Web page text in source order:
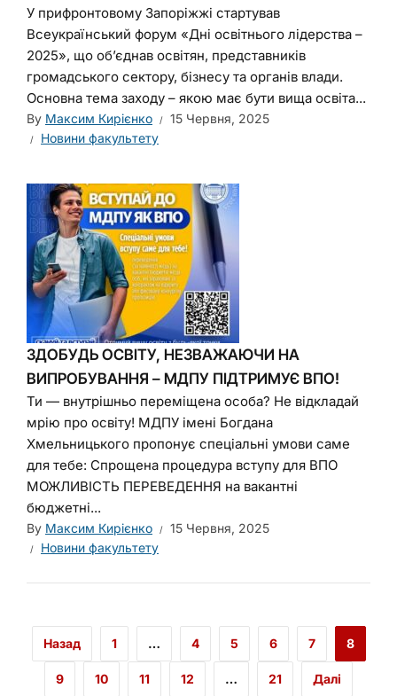
У прифронтовому Запоріжжі стартував
Всеукраїнський форум «Дні освітнього лідерства –
2025», що об’єднав освітян, представників
громадського сектору, бізнесу та органів влади.
Основна тема заходу – якою має бути вища освіта...
By Максим Кирієнко
15 Червня, 2025
Новини факультету
ЗДОБУДЬ ОСВІТУ, НЕЗВАЖАЮЧИ НА
ВИПРОБУВАННЯ – МДПУ ПІДТРИМУЄ ВПО!
Ти — внутрішньо переміщена особа? Не відкладай
мрію про освіту! МДПУ імені Богдана
Хмельницького пропонує спеціальні умови саме
для тебе: Спрощена процедура вступу для ВПО
МОЖЛИВІСТЬ ПЕРЕВЕДЕННЯ на вакантні
бюджетні...
By Максим Кирієнко
15 Червня, 2025
Новини факультету
Назад 1 … 4 5 6 7 8
9 10 11 12 … 21 Далі